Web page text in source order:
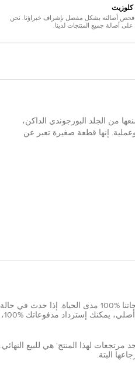
كلوزيت
فحص أصالته بشكل مفصل بإشراف خبراؤنا. نحن
أصالة جميع المنتجات لدينا.
من الجلد البورجوندي الداكن،
إنها قطعة صغيرة تعبر عن
نقدم ضمانًا على أصالة منتجاتنا %100 مدى الحياة. إذا حدث في حالة
نادرة جدًا وتم بيع منتج غير أصلي، يمكنك إسترداد مدفوعاتك %100،
مرتجعات لهذا المنتج' هي للبيع النهائي.
البتة.